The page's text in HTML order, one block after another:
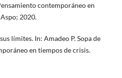
contemporáneo en
2020.
límites. In: Amadeo P. Sopa de
en tiempos de crisis.